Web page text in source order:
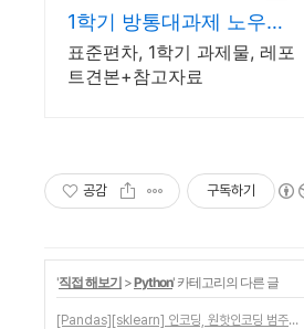
1학기 방통대과제 노우레
포트
표준편차, 1학기 과제물, 레포
트견본+참고자료
공감 구독하기
'직접 해보기 >Python' 카테고리의 다른 글
[Pandas][sklearn] 인코딩, 원핫인코딩 범주형데이터 수치형으로 변환하기 :: pd.factorize pd.get_dummies